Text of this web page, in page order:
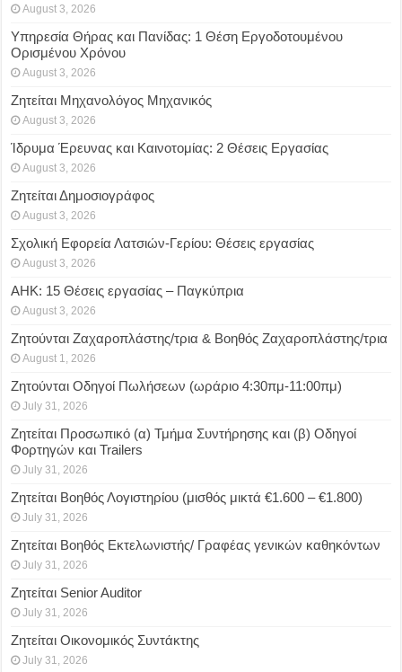
August 3, 2026
Υπηρεσία Θήρας και Πανίδας: 1 Θέση Eργοδοτουμένου
Oρισμένου Xρόνου
August 3, 2026
Ζητείται Μηχανολόγος Μηχανικός
August 3, 2026
Ίδρυμα Έρευνας και Καινοτομίας: 2 Θέσεις Εργασίας
August 3, 2026
Ζητείται Δημοσιογράφος
August 3, 2026
Σχολική Εφορεία Λατσιών-Γερίου: Θέσεις εργασίας
August 3, 2026
ΑΗΚ: 15 Θέσεις εργασίας – Παγκύπρια
August 3, 2026
Ζητούνται Ζαχαροπλάστης/τρια & Βοηθός Ζαχαροπλάστης/τρια
August 1, 2026
Ζητούνται Οδηγοί Πωλήσεων (ωράριο 4:30πμ-11:00πμ)
July 31, 2026
Ζητείται Προσωπικό (α) Τμήμα Συντήρησης και (β) Οδηγοί
Φορτηγών και Trailers
July 31, 2026
Ζητείται Βοηθός Λογιστηρίου (μισθός μικτά €1.600 – €1.800)
July 31, 2026
Ζητείται Βοηθός Εκτελωνιστής/ Γραφέας γενικών καθηκόντων
July 31, 2026
Ζητείται Senior Auditor
July 31, 2026
Ζητείται Οικονομικός Συντάκτης
July 31, 2026